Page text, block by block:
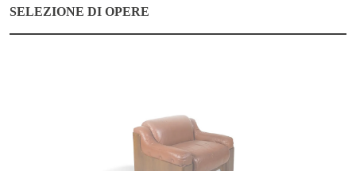
SELEZIONE DI OPERE